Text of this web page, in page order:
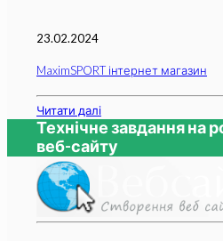
23.02.2024
MaximSPORT інтернет магазин
Читати далі
Технічне завдання на
веб-сайту